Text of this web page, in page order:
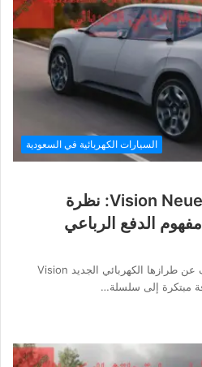
السيارات الكهربائية في السعودية
بي إم دبليو Vision Neue Klasse X: نظرة
الدفع الرباعي
بي إم دبليو الألمانية تستعد للكشف عن طرازها الكهربائي الجديد Vision